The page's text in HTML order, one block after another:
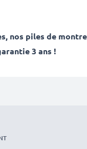
nos piles de
3 ans !